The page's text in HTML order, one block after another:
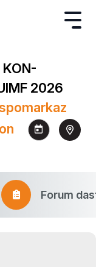
KON-
2026
Forum